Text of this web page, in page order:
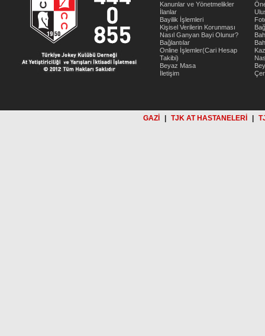
Kanunlar ve Yönetmelikler
İlanlar
Bayilik İşlemleri
Kişisel Verilerin Korunması
Nasıl Ganyan Bayi Olunur?
Bağlantılar
Online İşlemler(Cari Hesap
Takibi)
Beyaz Masa
İletişim
GAZİ TJK AT HASTANELERİ